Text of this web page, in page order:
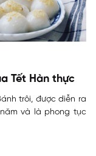
Tết Hàn thực
trôi, được diễn ra
và là phong tục